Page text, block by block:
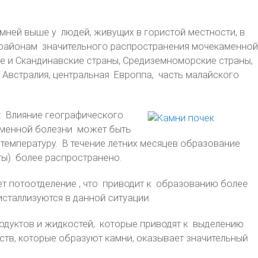
выше у людей, живущих в гористой местности, в
значительного распространения мочекаменной
Скандинавские страны, Средиземноморские страны,
центральная Европпа, часть малайского
географического
болезни может быть
В течение летних месяцев образование
более распространено.
потоотделение , что приводит к образованию более
в данной ситуации.
и жидкостей, которые приводят к выделению
которые образуют камни, оказывает значительный